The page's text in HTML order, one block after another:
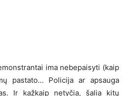
ima nebepaisyti (kaip
pastato… Policija ar apsauga
Ir kažkaip netyčia, šalia kitų